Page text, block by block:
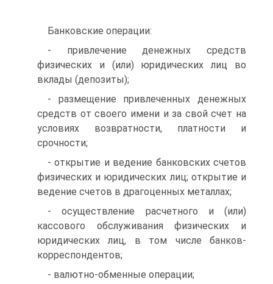
Банковские операции:
- привлечение денежных средств
физических и (или) юридических лиц во
вклады (депозиты);
- размещение привлеченных денежных
средств от своего имени и за свой счет на
условиях возвратности, платности и
срочности;
- открытие и ведение банковских счетов
физических и юридических лиц; открытие и
ведение счетов в драгоценных металлах;
- осуществление расчетного и (или)
кассового обслуживания физических и
юридических лиц, в том числе банков-
корреспондентов;
- валютно-обменные операции;